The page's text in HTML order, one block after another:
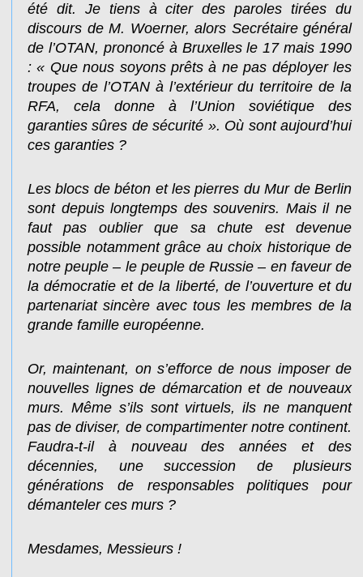
été dit. Je tiens à citer des paroles tirées du
discours de M. Woerner, alors Secrétaire général
de l’OTAN, prononcé à Bruxelles le 17 mais 1990
: « Que nous soyons prêts à ne pas déployer les
troupes de l’OTAN à l’extérieur du territoire de la
RFA, cela donne à l’Union soviétique des
garanties sûres de sécurité ». Où sont aujourd’hui
ces garanties ?
Les blocs de béton et les pierres du Mur de Berlin
sont depuis longtemps des souvenirs. Mais il ne
faut pas oublier que sa chute est devenue
possible notamment grâce au choix historique de
notre peuple – le peuple de Russie – en faveur de
la démocratie et de la liberté, de l’ouverture et du
partenariat sincère avec tous les membres de la
grande famille européenne.
Or, maintenant, on s’efforce de nous imposer de
nouvelles lignes de démarcation et de nouveaux
murs. Même s’ils sont virtuels, ils ne manquent
pas de diviser, de compartimenter notre continent.
Faudra-t-il à nouveau des années et des
décennies, une succession de plusieurs
générations de responsables politiques pour
démanteler ces murs ?
Mesdames, Messieurs !